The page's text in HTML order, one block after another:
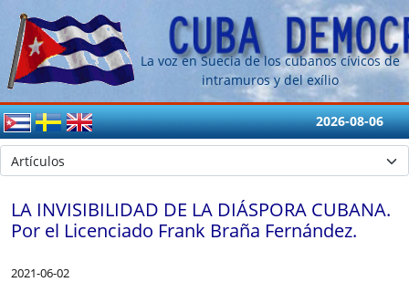
La voz en Suecia de los cubanos cívicos de
intramuros y del exílio
2026-08-06
LA INVISIBILIDAD DE LA DIÁSPORA CUBANA.
Por el Licenciado Frank Braña Fernández.
2021-06-02